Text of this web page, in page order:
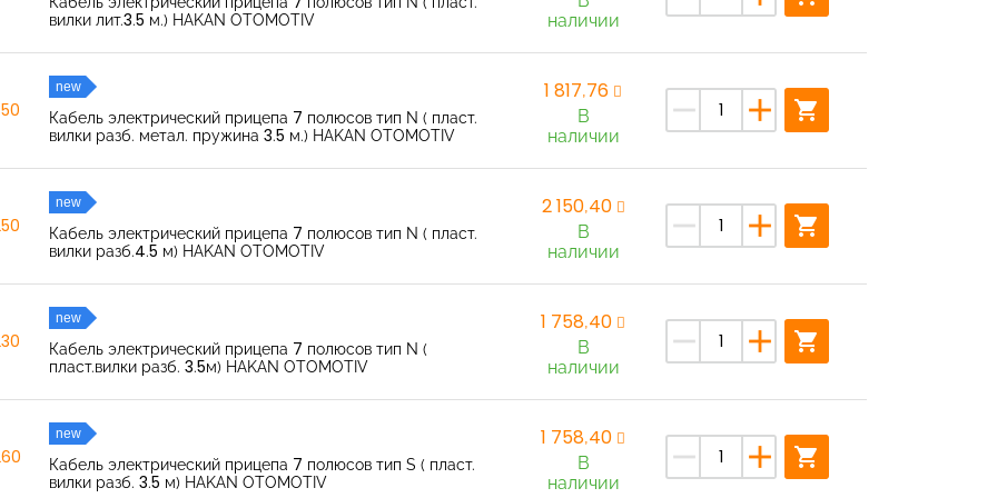
вилки лит.3.5 м.) HAKAN OTOMOTIV
наличии
new
Кабель электрический прицепа 7 полюсов тип N ( пласт.
вилки разб. метал. пружина 3.5 м.) HAKAN OTOMOTIV
1 817,76
В
наличии
remove add shopping_cart
new
Кабель электрический прицепа 7 полюсов тип N ( пласт.
вилки разб.4.5 м) HAKAN OTOMOTIV
2 150,40
В
наличии
remove add shopping_cart
new
Кабель электрический прицепа 7 полюсов тип N (
пласт.вилки разб. 3.5м) HAKAN OTOMOTIV
1 758,40
В
наличии
remove add shopping_cart
new
Кабель электрический прицепа 7 полюсов тип S ( пласт.
вилки разб. 3.5 м) HAKAN OTOMOTIV
1 758,40
В
наличии
remove add shopping_cart